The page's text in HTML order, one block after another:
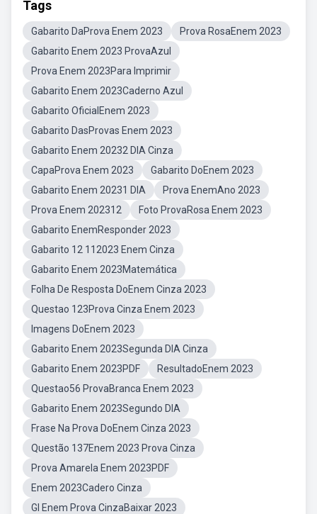
Tags
Gabarito DaProva Enem 2023
Prova RosaEnem 2023
Gabarito Enem 2023 ProvaAzul
Prova Enem 2023Para Imprimir
Gabarito Enem 2023Caderno Azul
Gabarito OficialEnem 2023
Gabarito DasProvas Enem 2023
Gabarito Enem 20232 DIA Cinza
CapaProva Enem 2023
Gabarito DoEnem 2023
Gabarito Enem 20231 DIA
Prova EnemAno 2023
Prova Enem 202312
Foto ProvaRosa Enem 2023
Gabarito EnemResponder 2023
Gabarito 12 112023 Enem Cinza
Gabarito Enem 2023Matemática
Folha De Resposta DoEnem Cinza 2023
Questao 123Prova Cinza Enem 2023
Imagens DoEnem 2023
Gabarito Enem 2023Segunda DIA Cinza
Gabarito Enem 2023PDF
ResultadoEnem 2023
Questao56 ProvaBranca Enem 2023
Gabarito Enem 2023Segundo DIA
Frase Na Prova DoEnem Cinza 2023
Questão 137Enem 2023 Prova Cinza
Prova Amarela Enem 2023PDF
Enem 2023Cadero Cinza
GI Enem Prova CinzaBaixar 2023